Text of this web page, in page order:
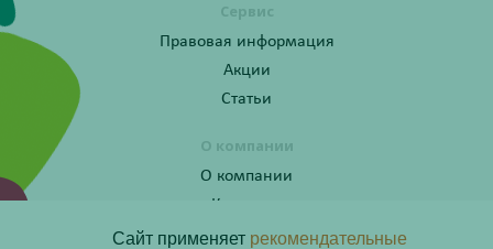
Сервис
Правовая информация
Акции
Статьи
О компании
О компании
Контакты
Сайт применяет рекомендательные